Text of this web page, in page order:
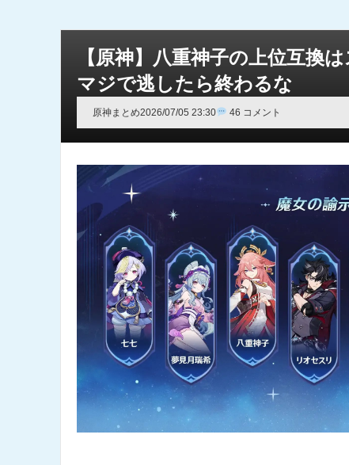
【原神】八重神子の上位互換
マジで逃したら終わるな
原神まとめ2026/07/05 23:30 46 コメント